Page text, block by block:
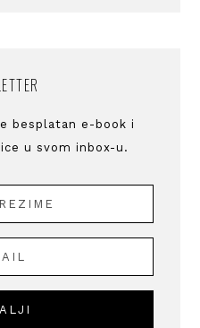
besplatan e-book i
u svom inbox-u.